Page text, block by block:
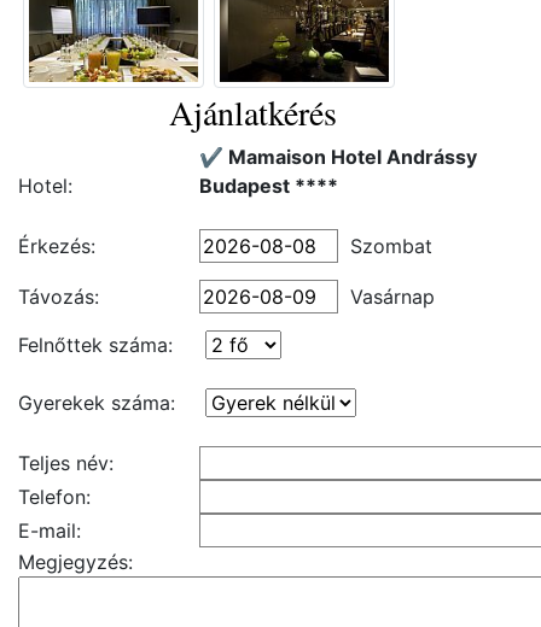
Ajánlatkérés
Hotel:
✔️ Mamaison Hotel Andrássy
Budapest ****
Érkezés: Szombat
Távozás:
Vasárnap
Felnőttek száma:
Gyerekek száma:
Teljes név:
Telefon:
E-mail:
Megjegyzés: